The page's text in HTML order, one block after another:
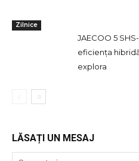
Zilnice
JAECOO 5
eficiența
explora
LĂSAȚI UN MESAJ